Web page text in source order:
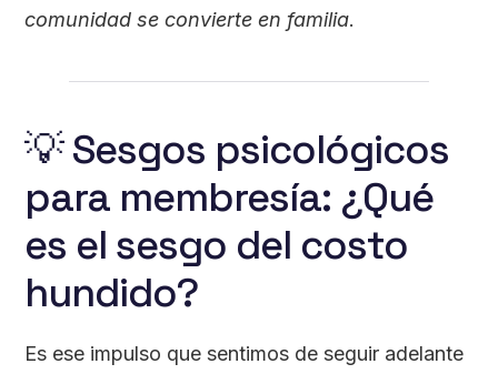
comunidad se convierte en familia.
💡 Sesgos psicológicos
para membresía: ¿Qué
es el sesgo del costo
hundido?
Es ese impulso que sentimos de seguir adelante